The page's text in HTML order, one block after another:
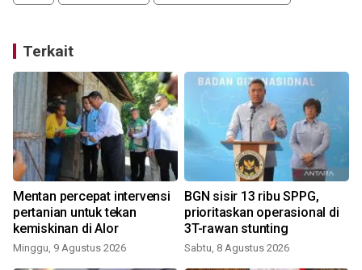
Terkait
Mentan percepat intervensi
pertanian untuk tekan
kemiskinan di Alor
Minggu, 9 Agustus 2026
BGN sisir 13 ribu SPPG,
prioritaskan operasional di
3T-rawan stunting
Sabtu, 8 Agustus 2026